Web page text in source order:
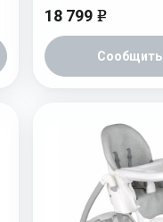
18 799 e
Сообщить